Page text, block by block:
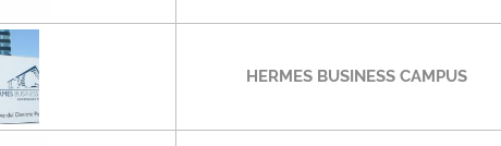
HERMES BUSINESS CAMPUS